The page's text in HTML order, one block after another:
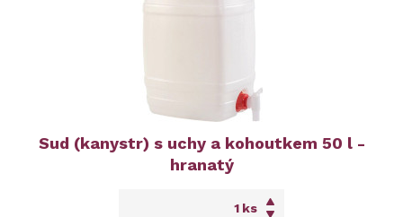
Sud (kanystr) s uchy a kohoutkem 50 l -
hranatý
ks